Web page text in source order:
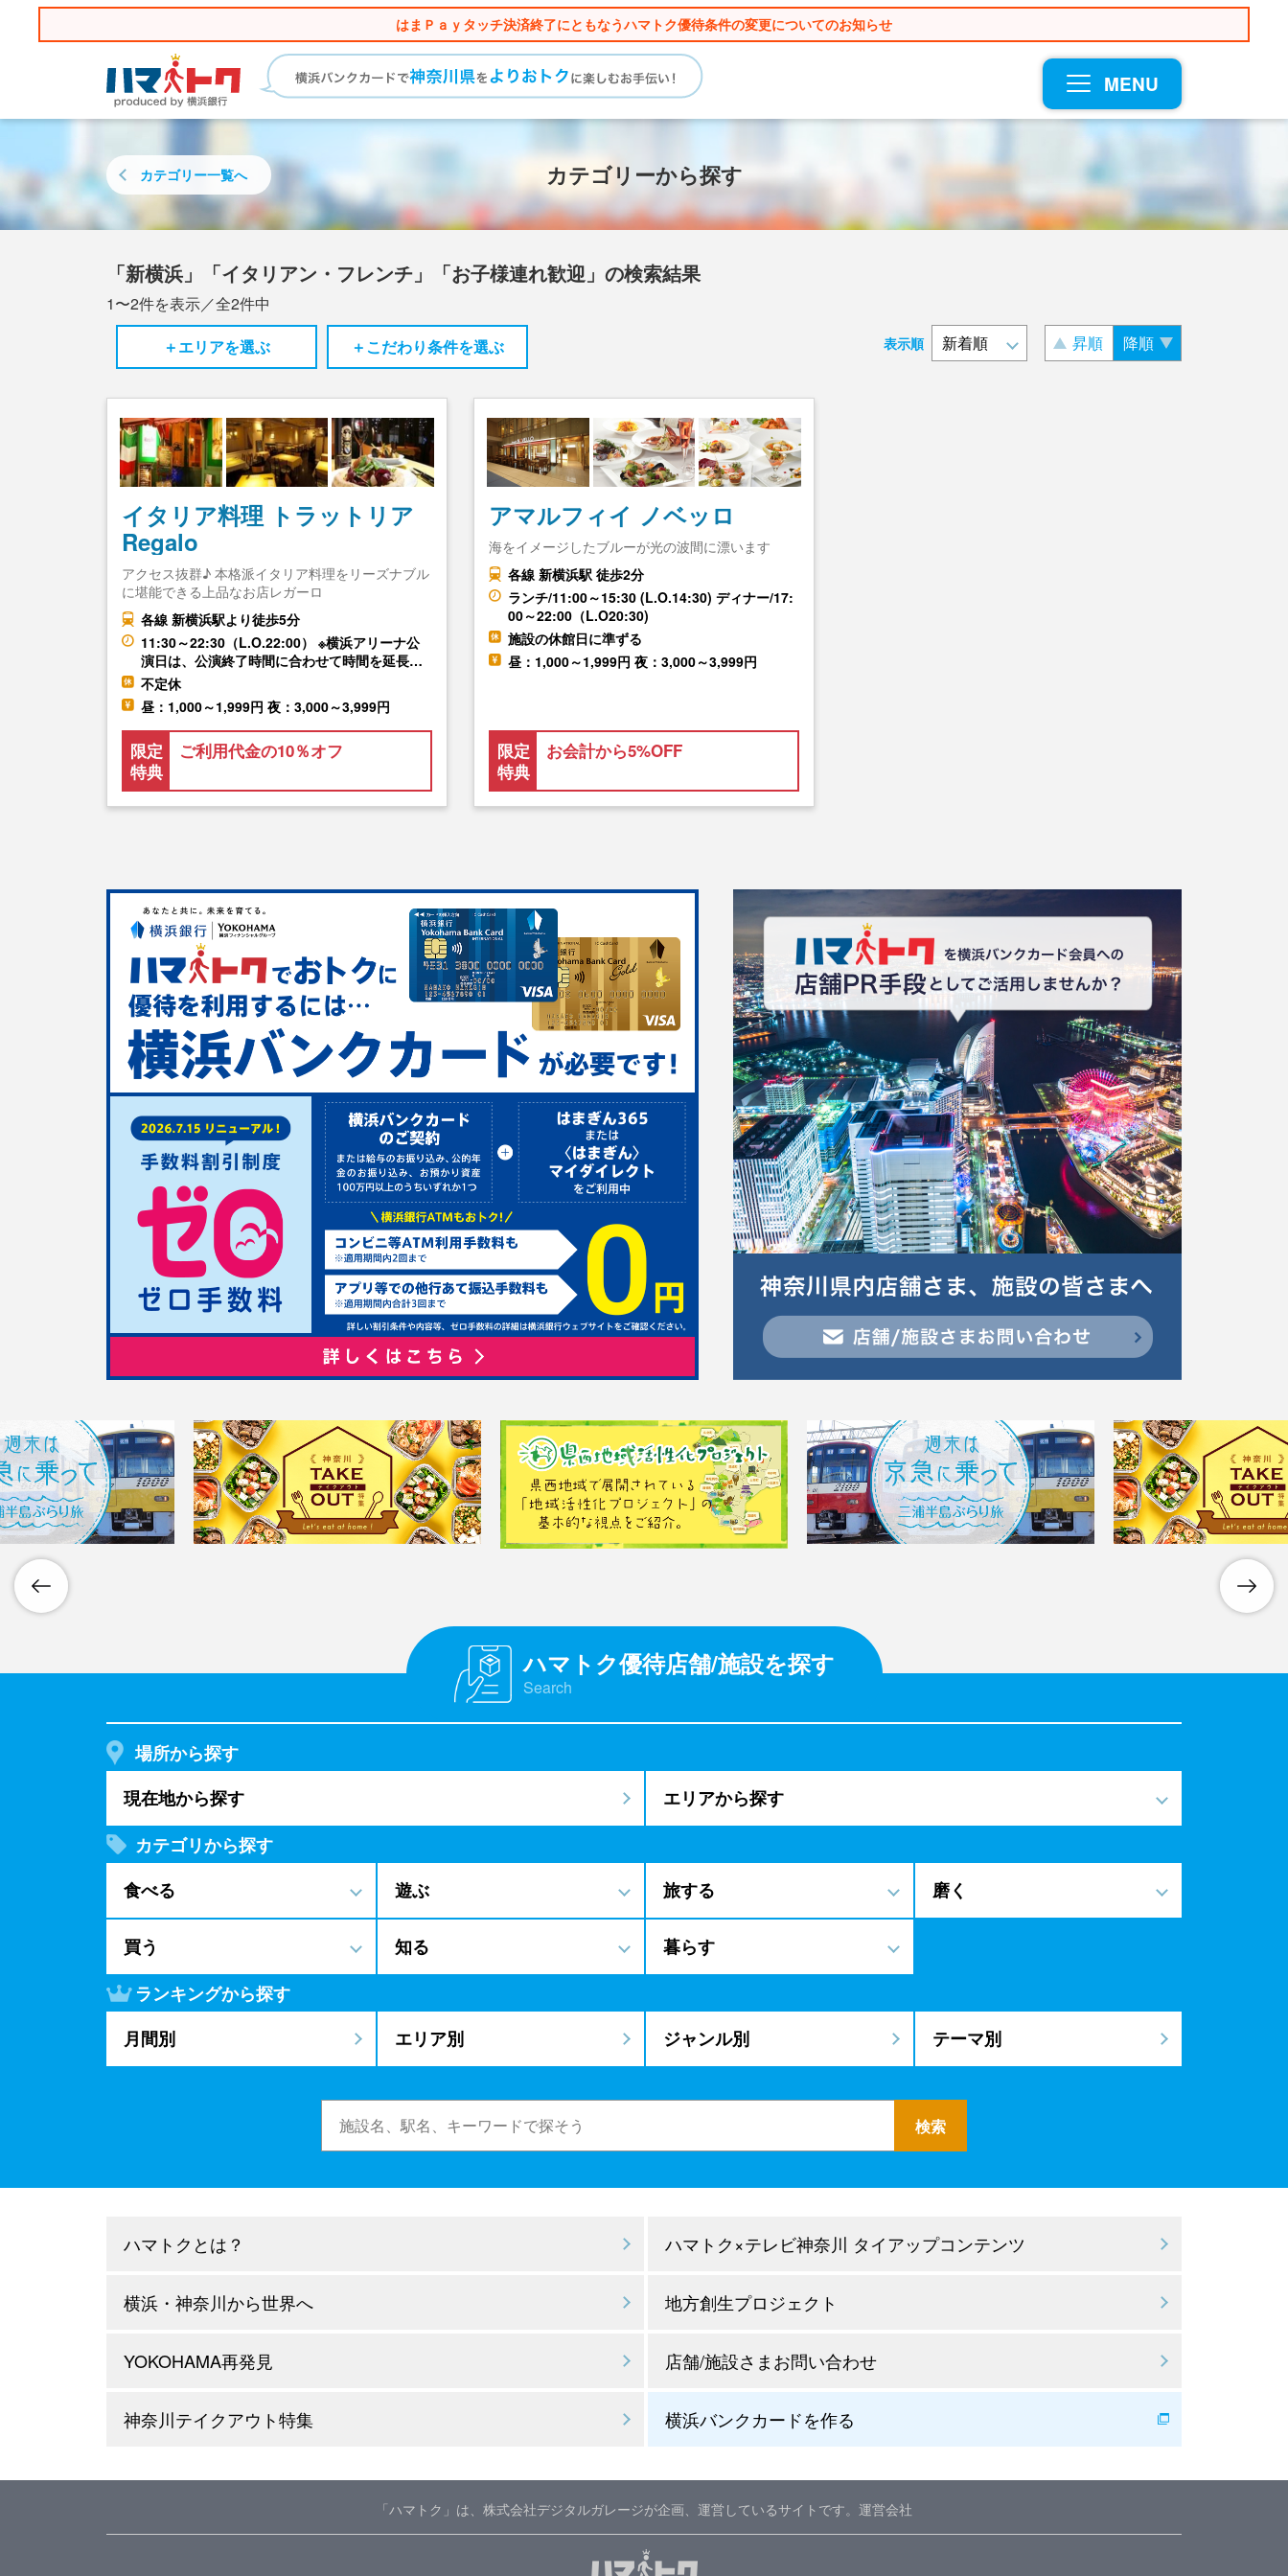
はまＰａｙタッチ決済終了にともなうハマトク優待条件の変更についてのお知らせ
MENU
カテゴリーから探す
カテゴリー一覧へ
「新横浜」「イタリアン・フレンチ」「お子様連れ歓迎」の検索結果
1〜2件を表示／全2件中
＋エリアを選ぶ
＋こだわり条件を選ぶ 表示順 昇順 降順
イタリア料理 トラットリア
Regalo
アクセス抜群♪ 本格派イタリア料理をリーズナブル
に堪能できる上品なお店レガーロ
各線 新横浜駅より徒歩5分
11:30～22:30（L.O.22:00） ※横浜アリーナ公
演日は、公演終了時間に合わせて時間を延長…
不定休
昼：1,000～1,999円 夜：3,000～3,999円
限定
特典
ご利用代金の10％オフ
アマルフィイ ノベッロ
海をイメージしたブルーが光の波間に漂います
各線 新横浜駅 徒歩2分
ランチ/11:00～15:30 (L.O.14:30) ディナー/17:
00～22:00（L.O20:30)
施設の休館日に準ずる
昼：1,000～1,999円 夜：3,000～3,999円
限定
特典
お会計から5%OFF
ハマトク優待店舗/施設を探す
Search
場所から探す
現在地から探す
エリアから探す
カテゴリから探す
食べる
遊ぶ 旅する 磨く
買う 知る
暮らす
ランキングから探す
月間別
エリア別 ジャンル別 テーマ別
ハマトクとは？ ハマトク×テレビ神奈川 タイアップコンテンツ
横浜・神奈川から世界へ 地方創生プロジェクト
YOKOHAMA再発見 店舗/施設さまお問い合わせ
神奈川テイクアウト特集 横浜バンクカードを作る
「ハマトク」は、株式会社デジタルガレージが企画、運営しているサイトです。 運営会社